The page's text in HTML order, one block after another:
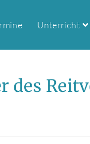
Unterricht
des